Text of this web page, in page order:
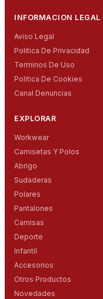
INFORMACION LEGAL
Aviso Legal
Politica De Privacidad
Terminos De Uso
Politica De Cookies
Canal Denuncias
EXPLORAR
Workwear
Camisetas Y Polos
Abrigo
Sudaderas
Polares
Pantalones
Camisas
Deporte
Infantil
Accesorios
Otros Productos
Novedades